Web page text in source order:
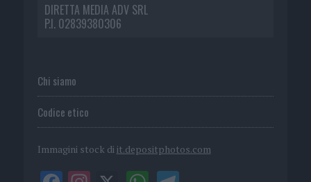
DIRETTA MEDIA ADV SRL
P.I. 02839380306
Chi siamo
Codice etico
Immagini stock di it.depositphotos.com